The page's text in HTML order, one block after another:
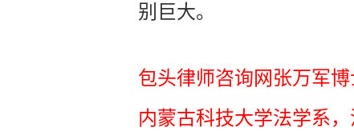
别巨大。
包头律师咨询网张万军
内蒙古科技大学法学系